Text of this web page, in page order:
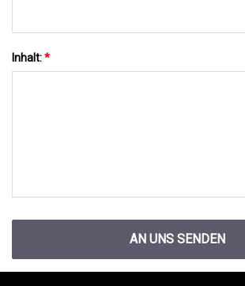
Inhalt:*
AN UNS SENDEN